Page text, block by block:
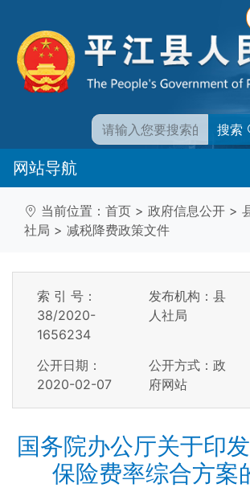
搜索
网站导航
当前位置： 首页 > 政府信息公开 >
社局 > 减税降费政策文件
索 引 号：
38/2020-
1656234
发布机构：县
人社局
公开日期：
2020-02-07
公开方式：政
府网站
国务院办公厅关于印
保险费率综合方案